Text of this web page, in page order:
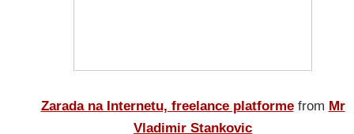
Zarada na Internetu, freelance platforme from Mr
Vladimir Stankovic